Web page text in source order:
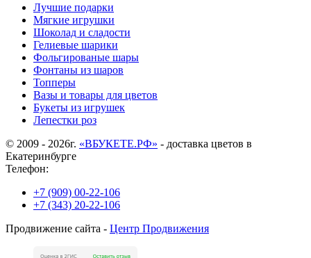
Лучшие подарки
Мягкие игрушки
Шоколад и сладости
Гелиевые шарики
Фольгированые шары
Фонтаны из шаров
Топперы
Вазы и товары для цветов
Букеты из игрушек
Лепестки роз
© 2009 - 2026г. «ВБУКЕТЕ.РФ» - доставка цветов в
Екатеринбурге
Телефон:
+7 (909) 00-22-106
+7 (343) 20-22-106
Продвижение сайта - Центр Продвижения